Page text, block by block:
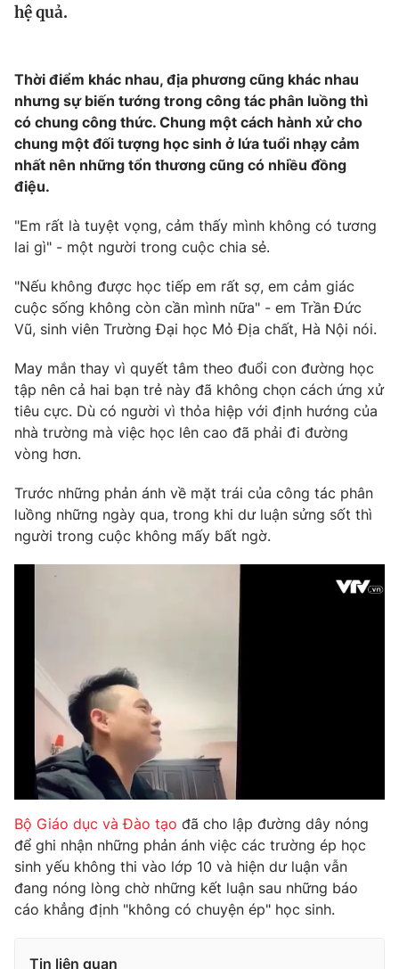
Tin tức
Câu chuyện quốc tế
Tài chính
Thị trường
Góc doanh nghiệp
Dữ liệu và đời sống
Truyền hình
Phim VTV
Nhân vật
Khán giả
Giải sao mai
Giải trí
Điện ảnh
Sao
Đời sống
Du lịch
Làm đẹp
Giáo dục
Tuyển sinh
Học trực tuyến
Hitech Công nghệ tương lai
Sản phẩm
Thị trường
Tư vấn
Giao lưu trực tuyến
Lịch phát sóng
Chuyên mục khác
Emagazine Podcast
Shorts video
VTV Money VTV Thể thao
VTV Sức khoẻ Bất động sản
Thị trường 24h Tấm lòng Việt
VTV4 Vươn mình bằng AI
VTV9 VTV8
Liên hệ tòa soạn
hệ quả.
Thời điểm khác nhau, địa phương cũng khác nhau
nhưng sự biến tướng trong công tác phân luồng thì
có chung công thức. Chung một cách hành xử cho
chung một đối tượng học sinh ở lứa tuổi nhạy cảm
nhất nên những tổn thương cũng có nhiều đồng
điệu.
"Em rất là tuyệt vọng, cảm thấy mình không có tương
lai gì" - một người trong cuộc chia sẻ.
"Nếu không được học tiếp em rất sợ, em cảm giác
cuộc sống không còn cần mình nữa" - em Trần Đức
Vũ, sinh viên Trường Đại học Mỏ Địa chất, Hà Nội nói.
May mắn thay vì quyết tâm theo đuổi con đường học
tập nên cả hai bạn trẻ này đã không chọn cách ứng xử
tiêu cực. Dù có người vì thỏa hiệp với định hướng của
nhà trường mà việc học lên cao đã phải đi đường
vòng hơn.
Trước những phản ánh về mặt trái của công tác phân
luồng những ngày qua, trong khi dư luận sửng sốt thì
người trong cuộc không mấy bất ngờ.
Bộ Giáo dục và Đào tạo đã cho lập đường dây nóng
để ghi nhận những phản ánh việc các trường ép học
sinh yếu không thi vào lớp 10 và hiện dư luận vẫn
đang nóng lòng chờ những kết luận sau những báo
cáo khẳng định "không có chuyện ép" học sinh.
Tin liên quan